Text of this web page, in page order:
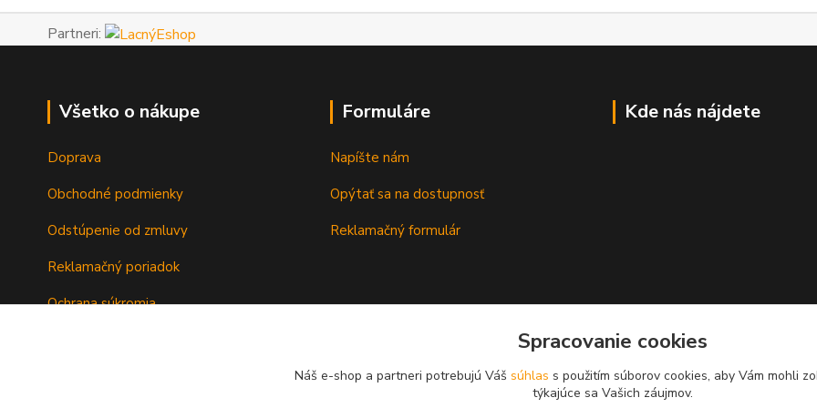
Partneri:
Všetko o nákupe
Doprava
Obchodné podmienky
Odstúpenie od zmluvy
Reklamačný poriadok
Ochrana súkromia
Formuláre
Napíšte nám
Opýtať sa na dostupnosť
Reklamačný formulár
Kde nás nájdete
Spracovanie cookies
Náš e-shop a partneri potrebujú Váš súhlas s použitím súborov cookies, aby Vám mohli
týkajúce sa Vašich záujmov.